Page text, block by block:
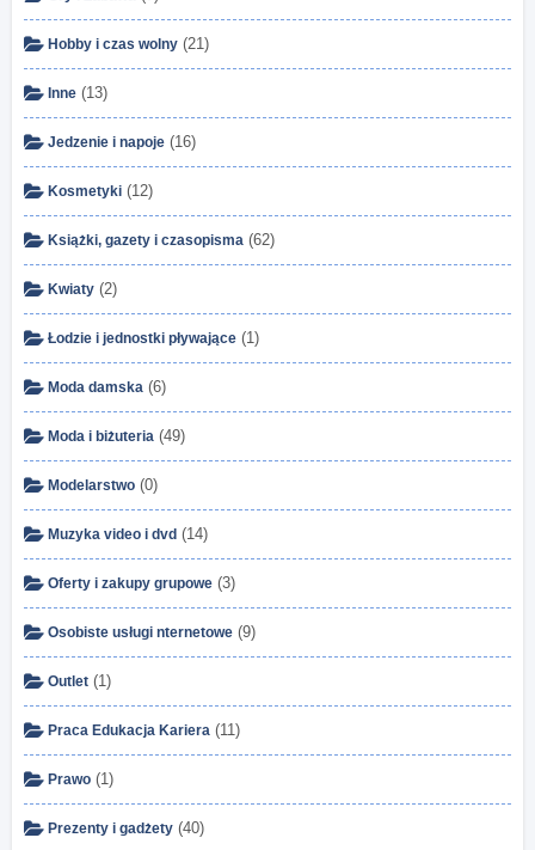
Hobby i czas wolny (21)
Inne (13)
Jedzenie i napoje (16)
Kosmetyki (12)
Książki, gazety i czasopisma (62)
Kwiaty (2)
Łodzie i jednostki pływające (1)
Moda damska (6)
Moda i biżuteria (49)
Modelarstwo (0)
Muzyka video i dvd (14)
Oferty i zakupy grupowe (3)
Osobiste usługi nternetowe (9)
Outlet (1)
Praca Edukacja Kariera (11)
Prawo (1)
Prezenty i gadżety (40)